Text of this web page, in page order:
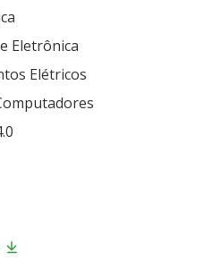
Eletrônica
Elétricos